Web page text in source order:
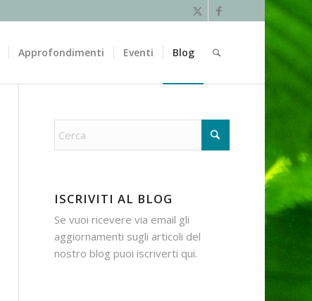
Approfondimenti Eventi Blog
ISCRIVITI AL BLOG
Se vuoi ricevere via email gli
aggiornamenti sugli articoli del
nostro blog puoi iscriverti qui.